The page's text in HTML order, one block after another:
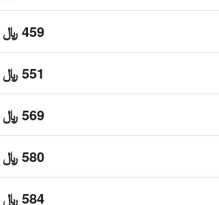
459 ﷼
551 ﷼
569 ﷼
580 ﷼
584 ﷼